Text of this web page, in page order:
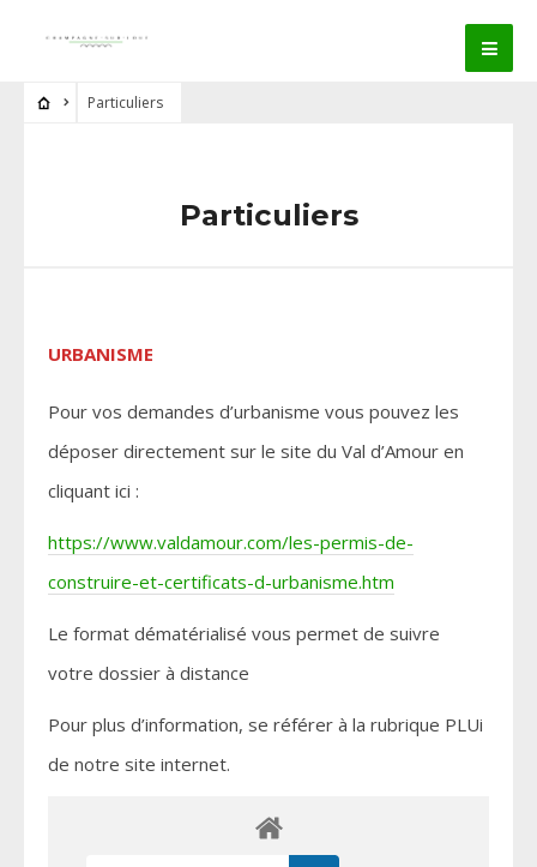
Particuliers
Particuliers
URBANISME
Pour vos demandes d’urbanisme vous pouvez les
déposer directement sur le site du Val d’Amour en
cliquant ici :
https://www.valdamour.com/les-permis-de-
construire-et-certificats-d-urbanisme.htm
Le format dématérialisé vous permet de suivre
votre dossier à distance
Pour plus d’information, se référer à la rubrique PLUi
de notre site internet.